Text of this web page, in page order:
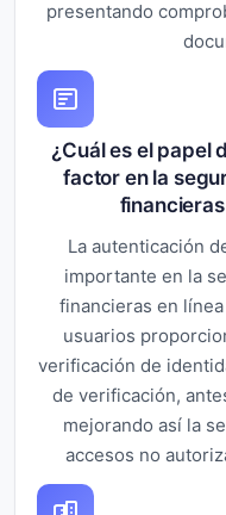
presentando
¿Cuál es el papel
factor en la
La autenticación
importante en la
financieras en
usuarios
verificación de
de verificación,
mejorando así la
accesos no